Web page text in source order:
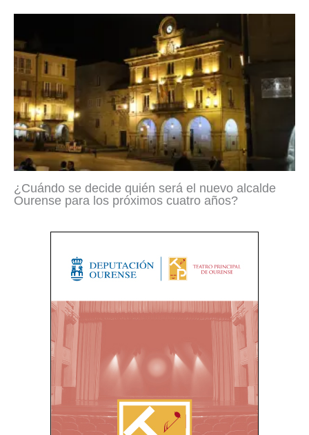
¿Cuándo se decide quién será el nuevo alcalde
Ourense para los próximos cuatro años?